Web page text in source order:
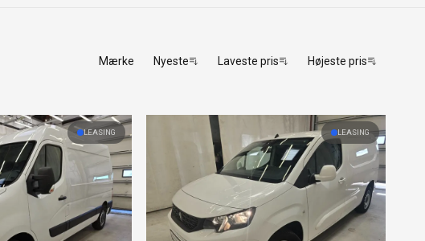
Mærke Nyeste Laveste pris Højeste pris
LEASING LEASING